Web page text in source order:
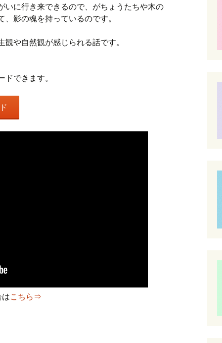
いに行き来できるので、がちょうたちや木の
影の魂を持っているのです。
や自然観が感じられる話です。
できます。
はこちら⇒